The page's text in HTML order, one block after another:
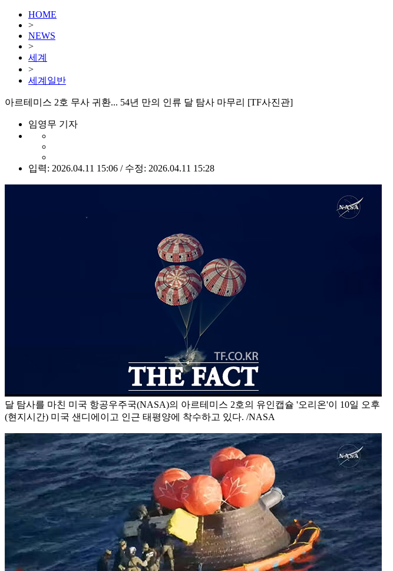
HOME
>
NEWS
>
세계
>
세계일반
아르테미스 2호 무사 귀환... 54년 만의 인류 달 탐사 마무리 [TF사진관]
임영무 기자
입력: 2026.04.11 15:06 / 수정: 2026.04.11 15:28
달 탐사를 마친 미국 항공우주국(NASA)의 아르테미스 2호의 유인캡슐 '오리온'이 10일 오후
(현지시간) 미국 샌디에이고 인근 태평양에 착수하고 있다. /NASA